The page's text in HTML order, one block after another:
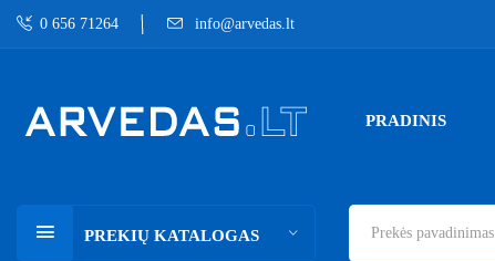
0 656 71264 info@arvedas.lt
PRADINIS
PREKIŲ KATALOGAS